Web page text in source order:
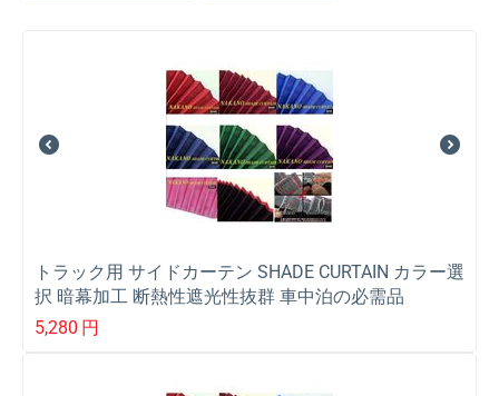
トラック用 サイドカーテン SHADE CURTAIN カラー選
択 暗幕加工 断熱性遮光性抜群 車中泊の必需品
5,280 円